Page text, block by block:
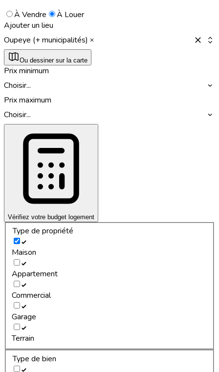
À Vendre
À Louer
Ajouter un lieu
Oupeye (+ municipalités)
Ou dessiner sur la carte
Prix minimum
Choisir...
Prix maximum
Choisir...
Vérifiez votre budget logement
Type de propriété
Maison
Appartement
Commercial
Garage
Terrain
Type de bien